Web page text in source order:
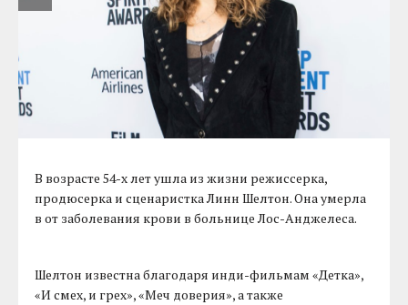
В возрасте 54-х лет ушла из жизни режиссерка,
продюсерка и сценаристка Линн Шелтон. Она умерла
в от заболевания крови в больнице Лос-Анджелеса.
Шелтон известна благодаря инди-фильмам «Детка»,
«И смех, и грех», «Меч доверия», а также